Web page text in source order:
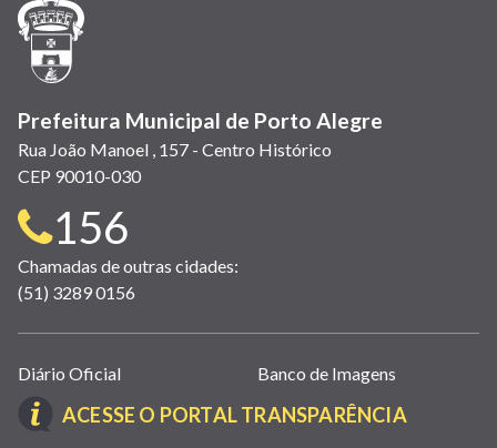
Prefeitura Municipal de Porto Alegre
Rua João Manoel , 157 - Centro Histórico
CEP 90010-030
Telefone
para
contato:
156
Chamadas de outras cidades:
(51) 3289 0156
Links
úteis
(abrem
Diário Oficial Banco de Imagens
ACESSE O PORTAL TRANSPARÊNCIA(LINK